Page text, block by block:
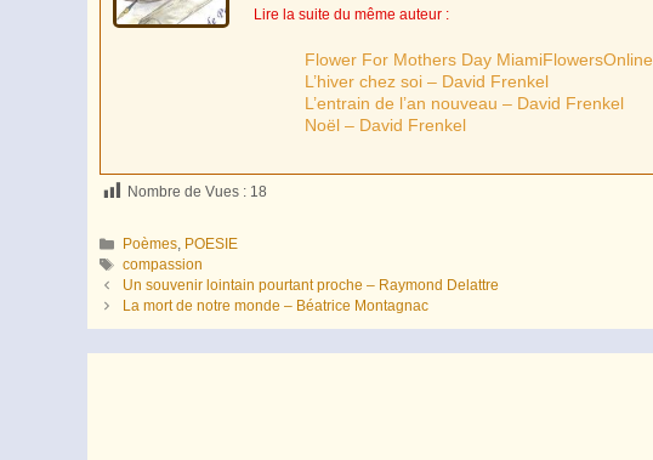
Lire la suite du même auteur :
Flower For Mothers Day MiamiFlowersOnline
L’hiver chez soi – David Frenkel
L’entrain de l’an nouveau – David Frenkel
Noël – David Frenkel
Nombre de Vues : 18
Catégories
Poèmes, POESIE
Étiquettes
compassion
Un souvenir lointain pourtant proche – Raymond Delattre
La mort de notre monde – Béatrice Montagnac